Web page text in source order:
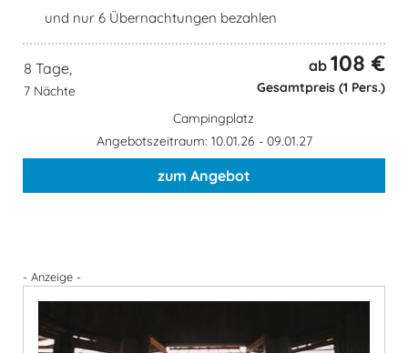
und nur 6 Übernachtungen bezahlen
8 Tage,
7 Nächte
ab 108 €
Gesamtpreis (1 Pers.)
Campingplatz
Angebotszeitraum: 10.01.26 - 09.01.27
zum Angebot
- Anzeige -